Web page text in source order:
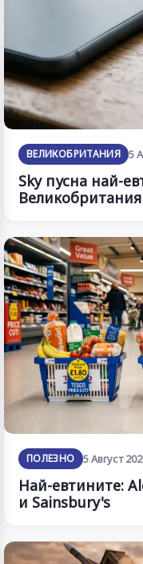
ВЕЛИКОБРИТАНИЯ 5
Sky пусна най-
Великобритания
ПОЛЕЗНО 5 Август
Най-евтините:
и Sainsbury's